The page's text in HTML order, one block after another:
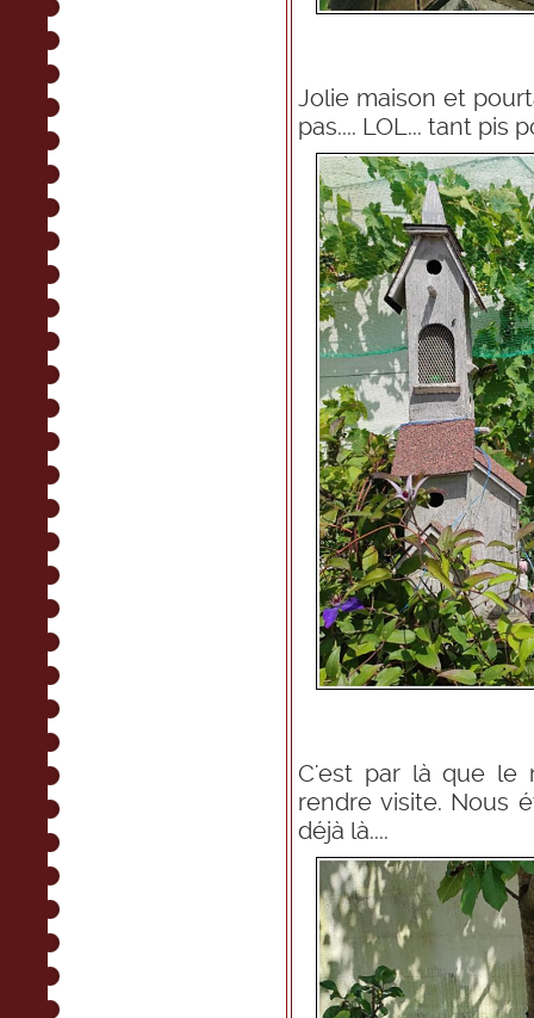
Jolie maison et
pas.... LOL... tant pis
C'est par là que le
rendre visite. Nous
déjà là....